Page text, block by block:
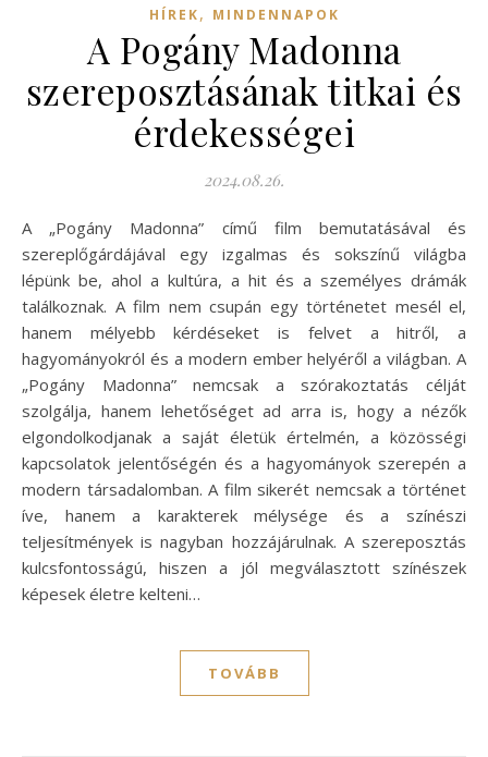
HÍREK, MINDENNAPOK
A Pogány Madonna
szereposztásának titkai és
érdekességei
2024.08.26.
A „Pogány Madonna” című film bemutatásával és
szereplőgárdájával egy izgalmas és sokszínű világba
lépünk be, ahol a kultúra, a hit és a személyes drámák
találkoznak. A film nem csupán egy történetet mesél el,
hanem mélyebb kérdéseket is felvet a hitről, a
hagyományokról és a modern ember helyéről a világban. A
„Pogány Madonna” nemcsak a szórakoztatás célját
szolgálja, hanem lehetőséget ad arra is, hogy a nézők
elgondolkodjanak a saját életük értelmén, a közösségi
kapcsolatok jelentőségén és a hagyományok szerepén a
modern társadalomban. A film sikerét nemcsak a történet
íve, hanem a karakterek mélysége és a színészi
teljesítmények is nagyban hozzájárulnak. A szereposztás
kulcsfontosságú, hiszen a jól megválasztott színészek
képesek életre kelteni…
TOVÁBB